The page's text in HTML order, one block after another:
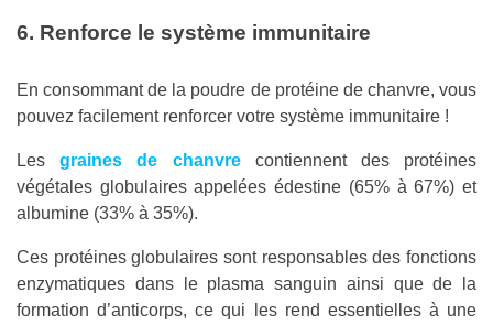
6. Renforce le système immunitaire
En consommant de la poudre de protéine de chanvre, vous
pouvez facilement renforcer votre système immunitaire !
Lesgraines de chanvrecontiennent des protéines
végétales globulaires appelées édestine (65% à 67%) et
albumine (33% à 35%).
Ces protéines globulaires sont responsables des fonctions
enzymatiques dans le plasma sanguin ainsi que de la
formation d’anticorps, ce qui les rend essentielles à une